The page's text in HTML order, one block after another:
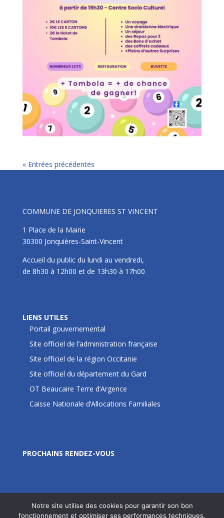
« Entrées précédentes
COMMUNE DE JONQUIERES ST VINCENT
1 Place de la Mairie
30300 Jonquières-Saint-Vincent
Accueil du public du lundi au vendredi,
de 8h30 à 12h00 et de 13h30 à 17h00
LIENS UTILES
Portail gouvernemental
Site officiel de l’administration française
Site officiel de la région Occitanie
Site officiel du département du Gard
OT Beaucaire Terre d’Argence
Caisse Nationale d’Allocations Familiales
PROCHAINS RENDEZ-VOUS
Notre site utilise des cookies pour garantir son bon
fonctionnement et optimiser ses performances techniques,